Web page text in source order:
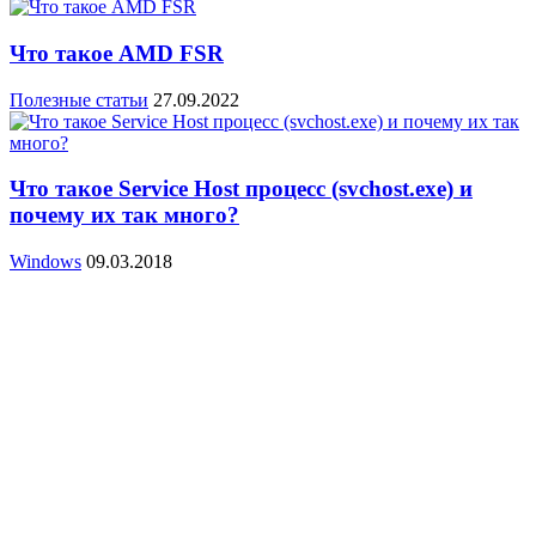
Что такое AMD FSR
Полезные статьи 27.09.2022
Что такое Service Host процесс (svchost.exe) и
почему их так много?
Windows 09.03.2018